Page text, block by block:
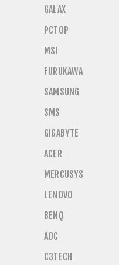
GALAX
PCTOP
MSI
FURUKAWA
SAMSUNG
SMS
GIGABYTE
ACER
MERCUSYS
LENOVO
BENQ
AOC
C3TECH